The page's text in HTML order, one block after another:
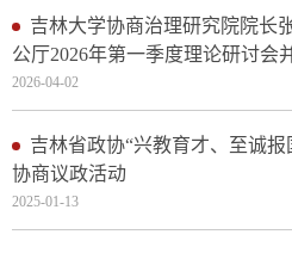
吉林大学协商治理研究院院长
公厅2026年第一季度理论研讨会
2026-04-02
吉林省政协“兴教育才、至诚
协商议政活动
2025-01-13